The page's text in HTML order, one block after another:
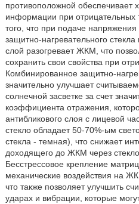
противоположной обеспечивает
информации при отрицательных
того, что при подаче
защитно-нагревательного
слой разогревает ЖКМ, что
сохранить свои свойства при
Комбинированное защитно-
значительно улучшает
солнечной засветке за счет
коэффициента отражения,
антибликового слоя с лицевой
стекло обладает 50-70%-ым
стекла - темная), что снижает
доходящего до ЖКМ через
Бесстрессовое крепление
механические воздействия на
что также позволяет улучшить
ударах и вибрации, которые